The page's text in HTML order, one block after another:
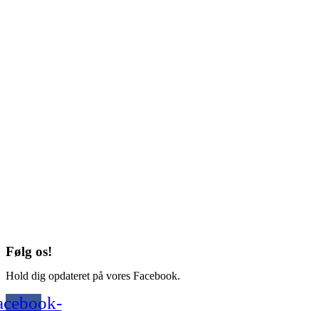
Følg os!
Hold dig opdateret på vores Facebook.